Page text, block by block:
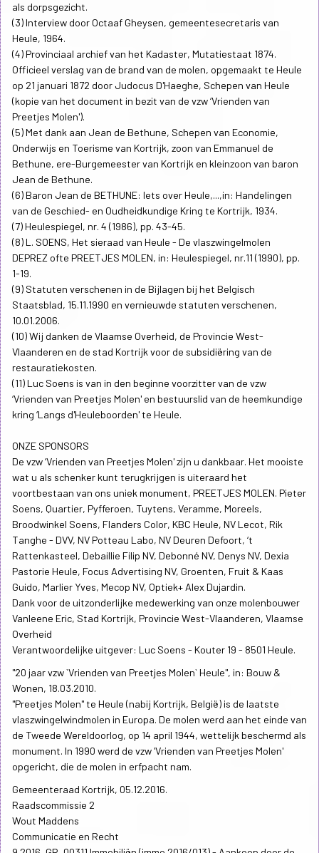
als dorpsgezicht.
(3) Interview door Octaaf Gheysen, gemeentesecretaris van
Heule, 1964.
(4) Provinciaal archief van het Kadaster, Mutatiestaat 1874.
Officieel verslag van de brand van de molen, opgemaakt te Heule
op 21 januari 1872 door Judocus D'Haeghe, Schepen van Heule
(kopie van het document in bezit van de vzw ‘Vrienden van
Preetjes Molen').
(5) Met dank aan Jean de Bethune, Schepen van Economie,
Onderwijs en Toerisme van Kortrijk, zoon van Emmanuel de
Bethune, ere-Burgemeester van Kortrijk en kleinzoon van baron
Jean de Bethune.
(6) Baron Jean de BETHUNE: Iets over Heule,...,in: Handelingen
van de Geschied- en Oudheidkundige Kring te Kortrijk, 1934.
(7) Heulespiegel, nr. 4 (1986), pp. 43-45.
(8) L. SOENS, Het sieraad van Heule - De vlaszwingelmolen
DEPREZ ofte PREETJES MOLEN, in: Heulespiegel, nr.11 (1990), pp.
1-19.
(9) Statuten verschenen in de Bijlagen bij het Belgisch
Staatsblad, 15.11.1990 en vernieuwde statuten verschenen,
10.01.2006.
(10) Wij danken de Vlaamse Overheid, de Provincie West-
Vlaanderen en de stad Kortrijk voor de subsidiëring van de
restauratiekosten.
(11) Luc Soens is van in den beginne voorzitter van de vzw
‘Vrienden van Preetjes Molen' en bestuurslid van de heemkundige
kring ‘Langs d'Heuleboorden' te Heule.
ONZE SPONSORS
De vzw ‘Vrienden van Preetjes Molen' zijn u dankbaar. Het mooiste
wat u als schenker kunt terugkrijgen is uiteraard het
voortbestaan van ons uniek monument, PREETJES MOLEN. Pieter
Soens, Quartier, Pyfferoen, Tuytens, Veramme, Moreels,
Broodwinkel Soens, Flanders Color, KBC Heule, NV Lecot, Rik
Tanghe - DVV, NV Potteau Labo, NV Deuren Defoort, ‘t
Rattenkasteel, Debaillie Filip NV, Debonné NV, Denys NV, Dexia
Pastorie Heule, Focus Advertising NV, Groenten, Fruit & Kaas
Guido, Marlier Yves, Mecop NV, Optiek+ Alex Dujardin.
Dank voor de uitzonderlijke medewerking van onze molenbouwer
Vanleene Eric, Stad Kortrijk, Provincie West-Vlaanderen, Vlaamse
Overheid
Verantwoordelijke uitgever: Luc Soens - Kouter 19 - 8501 Heule.
"20 jaar vzw `Vrienden van Preetjes Molen` Heule", in: Bouw &
Wonen, 18.03.2010.
"Preetjes Molen" te Heule (nabij Kortrijk, België) is de laatste
vlaszwingelwindmolen in Europa. De molen werd aan het einde van
de Tweede Wereldoorlog, op 14 april 1944, wettelijk beschermd als
monument. In 1990 werd de vzw 'Vrienden van Preetjes Molen'
opgericht, die de molen in erfpacht nam.
Gemeenteraad Kortrijk, 05.12.2016.
Raadscommissie 2
Wout Maddens
Communicatie en Recht